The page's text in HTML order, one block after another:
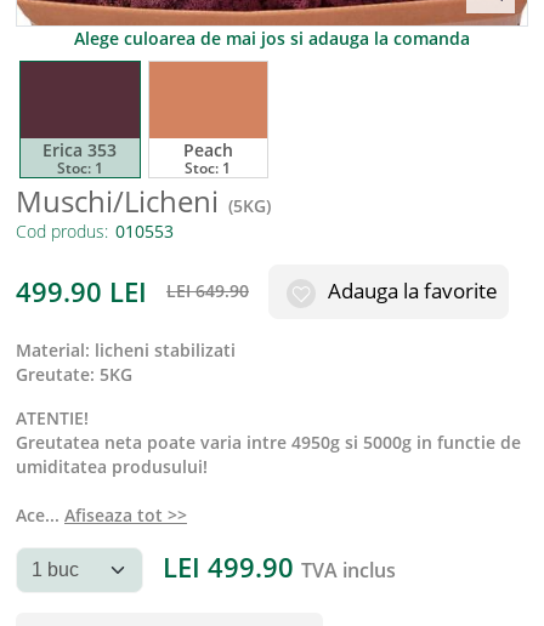
Alege culoarea de mai jos si adauga la comanda
Erica 353
Stoc: 1
Peach
Stoc: 1
Muschi/Licheni (5KG)
Cod produs:
499.90 LEI LEI649.90 Adauga la favorite
material: licheni stabilizati
greutate: 5KG
ATENTIE!
Greutatea neta poate varia intre 4950g si 5000g in functie de
umiditatea produsului!
Ace... Afiseaza tot >>
LEI 499.90 TVA inclus